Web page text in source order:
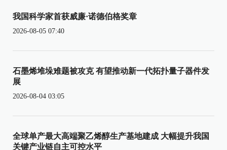
我国科学家首获威廉·诺德伯格奖章
2026-08-05 07:40
石墨烯堆垛难题被攻克 有望推动新一代拓扑量子器件发
展
2026-08-04 03:05
全球单产最大高端聚乙烯醇生产基地建成 大幅提升我国
关键产业链自主可控水平